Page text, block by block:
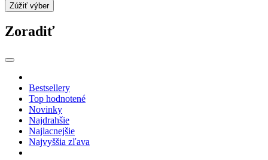
Zúžiť výber
Zoradiť
Bestsellery
Top hodnotené
Novinky
Najdrahšie
Najlacnejšie
Najvyššia zľava